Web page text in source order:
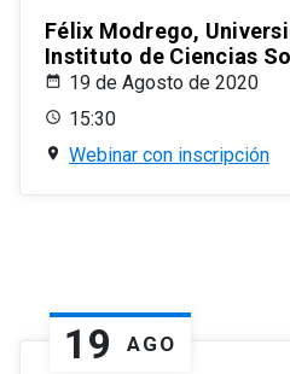
Félix Modrego,
Instituto de Ciencias
19 de Agosto de 2020
15:30
Webinar con inscripción
19 AGO